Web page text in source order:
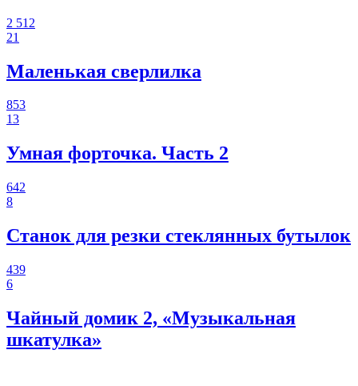
2 512
21
Маленькая сверлилка
853
13
Умная форточка. Часть 2
642
8
Станок для резки стеклянных бутылок
439
6
Чайный домик 2, «Музыкальная
шкатулка»